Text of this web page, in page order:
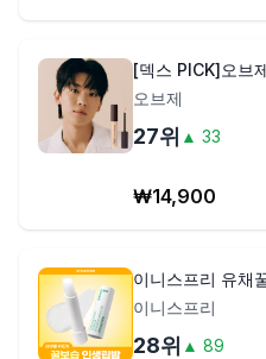
[덱스 PICK]오브
오브제
27위 ▲ 33
₩14,900
이니스프리 유채
이니스프리
28위 ▲ 89